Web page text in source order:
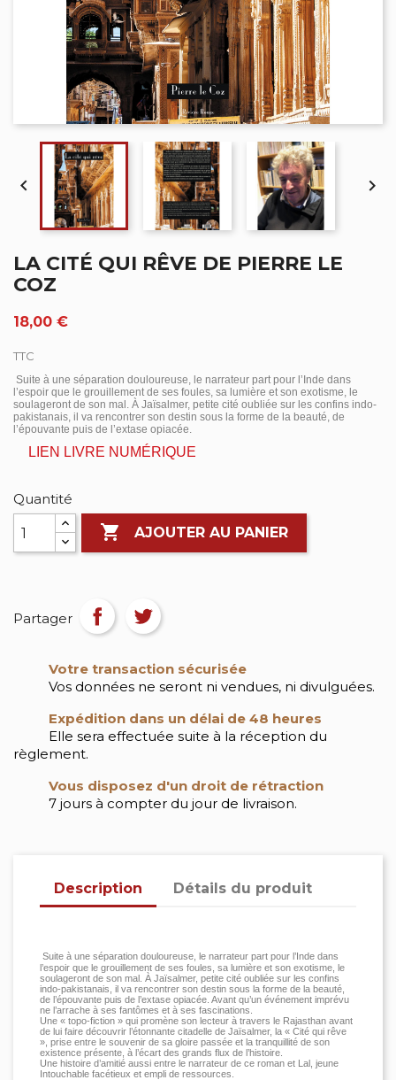
 
LA CITÉ QUI RÊVE DE PIERRE LE
COZ
18,00 €
TTC
Suite à une séparation douloureuse, le narrateur part pour l’Inde dans
l’espoir que le grouillement de ses foules, sa lumière et son exotisme, le
soulageront de son mal. À Jaïsalmer, petite cité oubliée sur les confins indo-
pakistanais, il va rencontrer son destin sous la forme de la beauté, de
l’épouvante puis de l’extase opiacée.
LIEN LIVRE NUMÉRIQUE
Quantité
 AJOUTER AU PANIER
Partager
Votre transaction sécurisée
Vos données ne seront ni vendues, ni divulguées.
Expédition dans un délai de 48 heures
Elle sera effectuée suite à la réception du
règlement.
Vous disposez d'un droit de rétraction
7 jours à compter du jour de livraison.
Description Détails du produit
Suite à une séparation douloureuse, le narrateur part pour l’Inde dans
l’espoir que le grouillement de ses foules, sa lumière et son exotisme, le
soulageront de son mal. À Jaïsalmer, petite cité oubliée sur les confins
indo-pakistanais, il va rencontrer son destin sous la forme de la beauté,
de l’épouvante puis de l’extase opiacée. Avant qu’un événement imprévu
ne l’arrache à ses fantômes et à ses fascinations.
Une « topo-fiction » qui promène son lecteur à travers le Rajasthan avant
de lui faire découvrir l’étonnante citadelle de Jaïsalmer, la « Cité qui rêve
», prise entre le souvenir de sa gloire passée et la tranquillité de son
existence présente, à l’écart des grands flux de l’histoire.
Une histoire d’amitié aussi entre le narrateur de ce roman et Lal, jeune
Intouchable facétieux et empli de ressources.